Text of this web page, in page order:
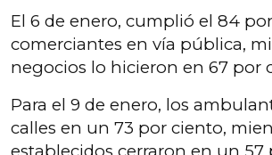
El 6 de enero, cumplió el 84
comerciantes en vía pública,
negocios lo hicieron en 67 por
Para el 9 de enero, los
calles en un 73 por ciento,